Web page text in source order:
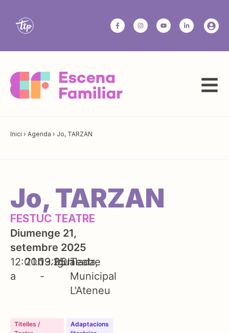
Inici › Agenda › Jo, TARZAN
Jo, TARZAN
FESTUC TEATRE
Diumenge 21,
setembre 2025
12:00h
a
21.09.25
13:00h
-
Igualada
Teatre
Municipal
L'Ateneu
Titelles /
⁠⁠Adaptacions